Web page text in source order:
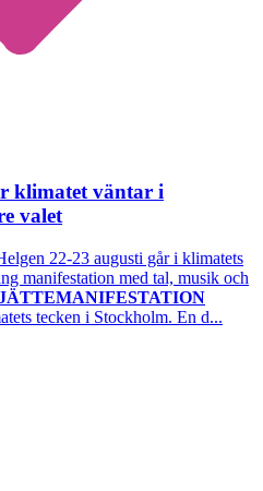
klimatet väntar i
valet
22-23 augusti går i klimatets
manifestation med tal, musik och
tecken i Stockholm. En d...